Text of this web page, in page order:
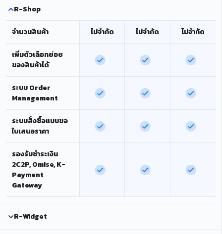
R-Shop
จำนวนสินค้า ไม่จำกัด ไม่จำกัด ไม่จำกัด
เพิ่มตัวเลือกย่อย
ของสินค้าได้
ระบบ Order
Management
ระบบสั่งซื้อแบบขอ
ใบเสนอราคา
รองรับชำระเงิน
2C2P, Omise, K-
Payment
Gateway
R-Widget